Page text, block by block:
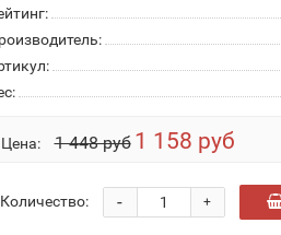
Цена: 1 448 руб 1 158 руб
Количество: +
-